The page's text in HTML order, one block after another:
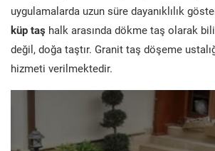
uygulamalarda uzun süre dayanıklılık
küp taş halk arasında dökme taş olarak
değil, doğa taştır. Granit taş döşeme
hizmeti verilmektedir.